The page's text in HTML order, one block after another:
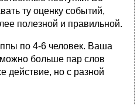
ту оценку событий,
полезной и правильной.
по 4-6 человек. Ваша
больше пар слов
действие, но с разной